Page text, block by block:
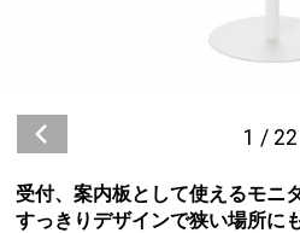
1 / 22
受付、案内板として使えるモニ
すっきりデザインで狭い場所に